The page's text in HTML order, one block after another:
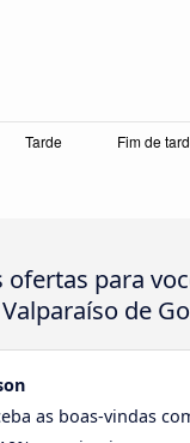
ofertas para
de
as boas-vindas